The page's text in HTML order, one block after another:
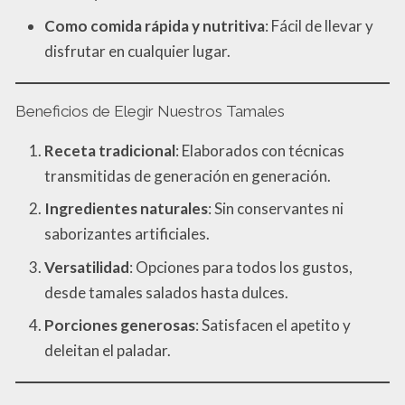
Como comida rápida y nutritiva: Fácil de llevar y
disfrutar en cualquier lugar.
Beneficios de Elegir Nuestros Tamales
Receta tradicional: Elaborados con técnicas
transmitidas de generación en generación.
Ingredientes naturales: Sin conservantes ni
saborizantes artificiales.
Versatilidad: Opciones para todos los gustos,
desde tamales salados hasta dulces.
Porciones generosas: Satisfacen el apetito y
deleitan el paladar.